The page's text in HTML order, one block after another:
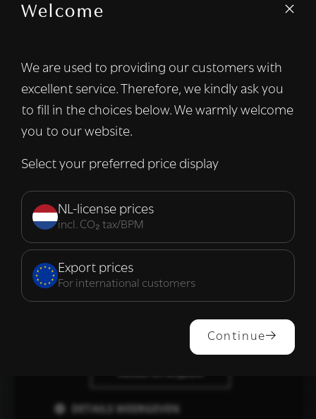
Welcome
We are used to providing our customers with
excellent service. Therefore, we kindly ask you
to fill in the choices below. We warmly welcome
you to our website.
Select your preferred price display
NL-license prices
incl. CO₂ tax/BPM
Export prices
For international customers
Continue
We gebruiken cookies om inhoud en
informatie over uw gebruik van onze site
met onze advertentie- en analysepartners,
die deze kunnen combineren met andere
informatie die u aan hen heeft verstrekt of
van hun diensten. Lees verder
Strikt
noodzakelijk
Prestatie Targeting
ALLES ACCEPTEREN
DETAILS WEERGEVEN